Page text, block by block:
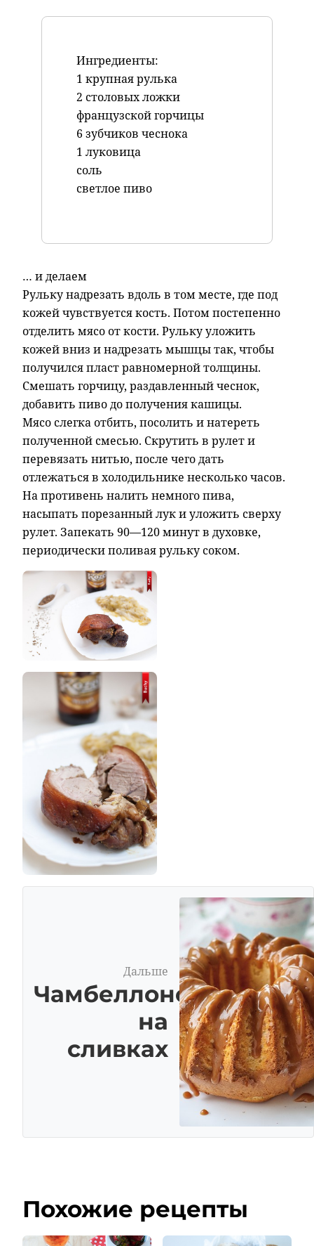
Ингредиенты:
1 крупная рулька
2 столовых ложки
французской горчицы
6 зубчиков чеснока
1 луковица
соль
светлое пиво
… и делаем
Рульку надрезать вдоль в том месте, где под
кожей чувствуется кость. Потом постепенно
отделить мясо от кости. Рульку уложить
кожей вниз и надрезать мышцы так, чтобы
получился пласт равномерной толщины.
Смешать горчицу, раздавленный чеснок,
добавить пиво до получения кашицы.
Мясо слегка отбить, посолить и натереть
полученной смесью. Скрутить в рулет и
перевязать нитью, после чего дать
отлежаться в холодильнике несколько часов.
На противень налить немного пива,
насыпать порезанный лук и уложить сверху
рулет. Запекать 90—120 минут в духовке,
периодически поливая рульку соком.
Дальше
Чамбеллоне
на
сливках
Похожие рецепты